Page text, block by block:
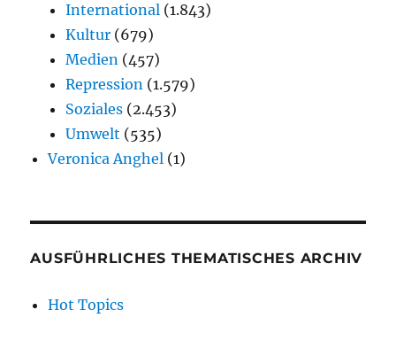
International (1.843)
Kultur (679)
Medien (457)
Repression (1.579)
Soziales (2.453)
Umwelt (535)
Veronica Anghel (1)
AUSFÜHRLICHES THEMATISCHES ARCHIV
Hot Topics